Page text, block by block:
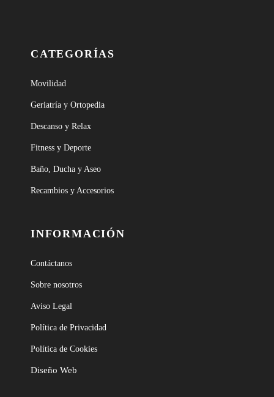
CATEGORÍAS
Movilidad
Geriatría y Ortopedia
Descanso y Relax
Fitness y Deporte
Baño, Ducha y Aseo
Recambios y Accesorios
INFORMACIÓN
Contáctanos
Sobre nosotros
Aviso Legal
Política de Privacidad
Política de Cookies
Diseño Web